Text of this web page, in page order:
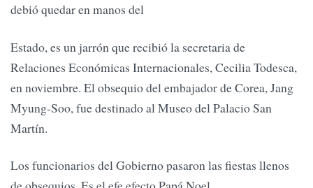
debió quedar en manos del
Estado, es un jarrón que recibió la secretaria de
Relaciones Económicas Internacionales, Cecilia Todesca,
en noviembre. El obsequio del embajador de Corea, Jang
Myung-Soo, fue destinado al Museo del Palacio San
Martín.
Los funcionarios del Gobierno pasaron las fiestas llenos